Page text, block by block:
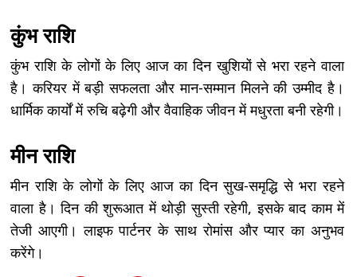
कुंभ राशि
कुंभ राशि के लोगों के लिए आज का दिन खुशियों से भरा रहने वाला
है। करियर में बड़ी सफलता और मान-सम्मान मिलने की उम्मीद है।
धार्मिक कार्यों में रुचि बढ़ेगी और वैवाहिक जीवन में मधुरता बनी रहेगी।
मीन राशि
मीन राशि के लोगों के लिए आज का दिन सुख-समृद्धि से भरा रहने
वाला है। दिन की शुरूआत में थोड़ी सुस्ती रहेगी, इसके बाद काम में
तेजी आएगी। लाइफ पार्टनर के साथ रोमांस और प्यार का अनुभव
करेंगे।